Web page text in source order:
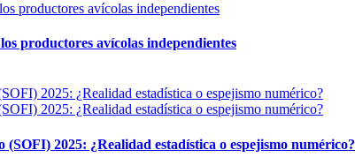
productores avícolas independientes
2025: ¿Realidad estadística o espejismo numérico?